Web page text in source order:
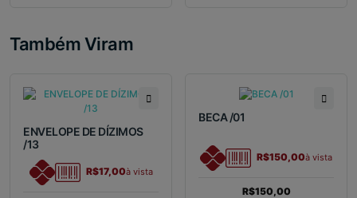
Também Viram
ENVELOPE DE DÍZIMOS
/13
R$17,00à vista
BECA /01
R$150,00à vista
R$150,00